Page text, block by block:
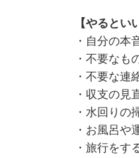
【やるとい
・自分の本
・不要なも
・不要な連
・収支の見
・水回りの
・お風呂や
・旅行をす